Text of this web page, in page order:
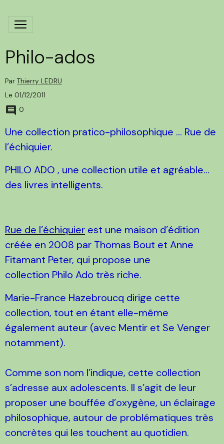
Philo-ados
Par Thierry LEDRU
Le 01/12/2011
0
Une collection pratico-philosophique ... Rue de
l’échiquier.
PHILO ADO , une collection utile et agréable...
des livres intelligents.
Rue de l’échiquier est une maison d’édition
créée en 2008 par Thomas Bout et Anne
Fitamant Peter, qui propose une
collection Philo Ado très riche.
Marie-France Hazebroucq dirige cette
collection, tout en étant elle-même
également auteur (avec Mentir et Se Venger
notamment).
Comme son nom l’indique, cette collection
s’adresse aux adolescents. Il s’agit de leur
proposer une bouffée d’oxygène, un éclairage
philosophique, autour de problématiques très
concrètes qui les touchent au quotidien.